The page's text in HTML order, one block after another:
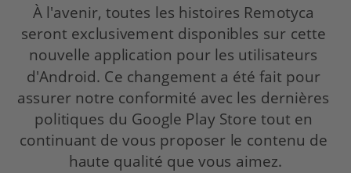
À l'avenir, toutes les histoires Remotyca
seront exclusivement disponibles sur cette
nouvelle application pour les utilisateurs
d'Android. Ce changement a été fait pour
assurer notre conformité avec les dernières
politiques du Google Play Store tout en
continuant de vous proposer le contenu de
haute qualité que vous aimez.